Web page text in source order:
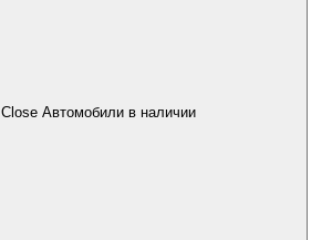
Close Автомобили в наличии